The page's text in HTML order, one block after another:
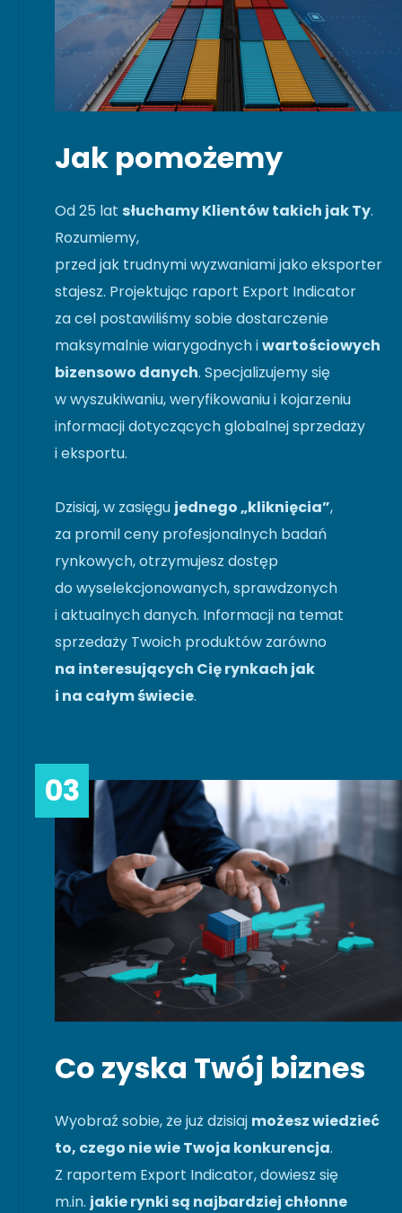
Jak pomożemy
Od 25 lat słuchamy Klientów takich jak Ty.
Rozumiemy,
przed jak trudnymi wyzwaniami jako eksporter
stajesz. Projektując raport Export Indicator
za cel postawiliśmy sobie dostarczenie
maksymalnie wiarygodnych iwartościowych
bizensowo danych. Specjalizujemy się
w wyszukiwaniu, weryfikowaniu i kojarzeniu
informacji dotyczących globalnej sprzedaży
i eksportu.
Dzisiaj, w zasięgu jednego „kliknięcia”,
za promil ceny profesjonalnych badań
rynkowych, otrzymujesz dostęp
do wyselekcjonowanych, sprawdzonych
i aktualnych danych. Informacji na temat
sprzedaży Twoich produktów zarówno
na interesujących Cię rynkach jak
i na całym świecie.
03
Co zyska Twój biznes
Wyobraź sobie, że już dzisiaj możesz wiedzieć
to, czego nie wie Twoja konkurencja.
Z raportem Export Indicator, dowiesz się
m.in. jakie rynki są najbardziej chłonne